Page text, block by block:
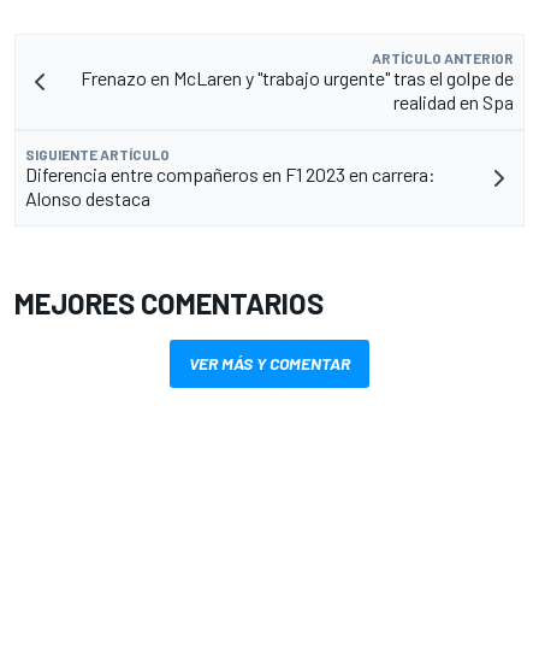
ARTÍCULO ANTERIOR
Frenazo en McLaren y "trabajo urgente" tras el golpe de
realidad en Spa
SIGUIENTE ARTÍCULO
Diferencia entre compañeros en F1 2023 en carrera:
Alonso destaca
MEJORES COMENTARIOS
VER MÁS Y COMENTAR